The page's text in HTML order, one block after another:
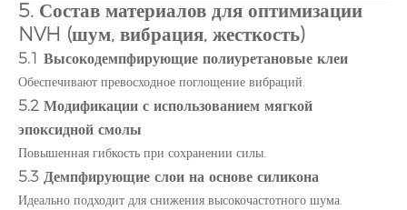
5. Состав материалов для оптимизации
NVH (шум, вибрация, жесткость)
5.1 Высокодемпфирующие полиуретановые клеи
Обеспечивают превосходное поглощение вибраций.
5.2 Модификации с использованием мягкой
эпоксидной смолы
Повышенная гибкость при сохранении силы.
5.3 Демпфирующие слои на основе силикона
Идеально подходит для снижения высокочастотного шума.